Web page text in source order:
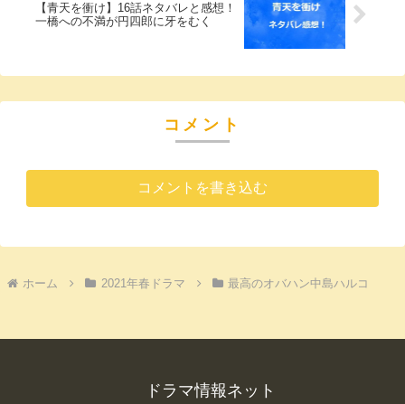
【青天を衝け】16話ネタバレと感想！
一橋への不満が円四郎に牙をむく
コメント
コメントを書き込む
ホーム 2021年春ドラマ 最高のオバハン中島ハルコ
ドラマ情報ネット